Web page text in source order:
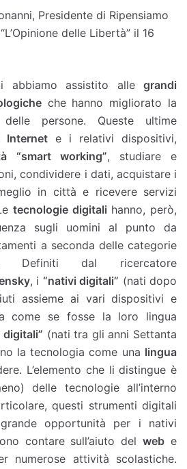
Presidente di Ripensiamo
delle Libertà” il 16
abbiamo assistito alle grandi
che hanno migliorato la
persone. Queste ultime
Internet e i relativi dispositivi,
“smart working”, studiare e
condividere i dati, acquistare i
in città e ricevere servizi
tecnologie digitali hanno, però,
sugli uomini al punto da
a seconda delle categorie
Definiti dal ricercatore
, i “nativi digitali” (nati dopo
assieme ai vari dispositivi e
come se fosse la loro lingua
digitali” (nati tra gli anni Settanta
la tecnologia come una lingua
L’elemento che li distingue è
delle tecnologie all’interno
questi strumenti digitali
opportunità per i nativi
contare sull’aiuto delweb e
numerose attività scolastiche.